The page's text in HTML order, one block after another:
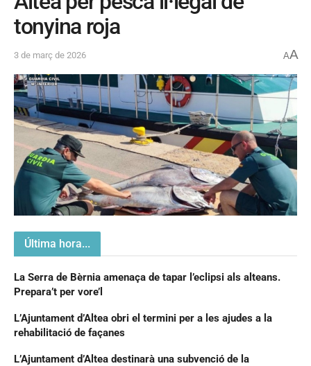
tonyina roja
3 de març de 2026 AA
Última hora...
La Serra de Bèrnia amenaça de tapar l’eclipsi als alteans.
Prepara’t per vore’l
L’Ajuntament d’Altea obri el termini per a les ajudes a la
rehabilitació de façanes
L’Ajuntament d’Altea destinarà una subvenció de la